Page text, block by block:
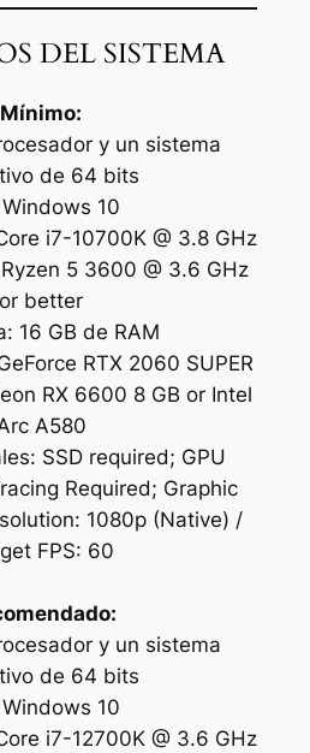
DEL SISTEMA
Mínimo:
y un sistema
de 64 bits
Windows 10
i7-10700K @ 3.8 GHz
5 3600 @ 3.6 GHz
or better
16 GB de RAM
RTX 2060 SUPER
RX 6600 8 GB or Intel
A580
SSD required; GPU
Required; Graphic
1080p (Native) /
FPS: 60
y un sistema
de 64 bits
Windows 10
i7-12700K @ 3.6 GHz